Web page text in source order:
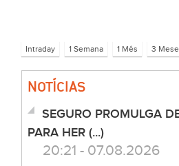
NOTÍCIAS
SEGURO PROMULGA
PARA HER (...)
20:21 - 07.08.2026